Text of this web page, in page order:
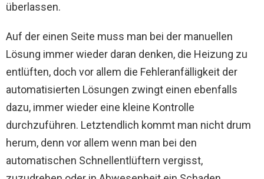
überlassen.
Auf der einen Seite muss man bei der manuellen
Lösung immer wieder daran denken, die Heizung zu
entlüften, doch vor allem die Fehleranfälligkeit der
automatisierten Lösungen zwingt einen ebenfalls
dazu, immer wieder eine kleine Kontrolle
durchzuführen. Letztendlich kommt man nicht drum
herum, denn vor allem wenn man bei den
automatischen Schnellentlüftern vergisst,